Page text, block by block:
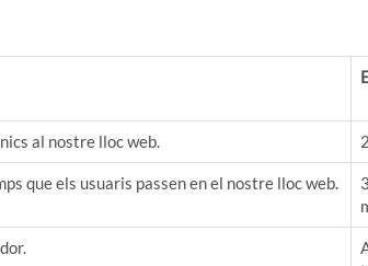
al nostre lloc web.
que els usuaris passen en el nostre lloc web.